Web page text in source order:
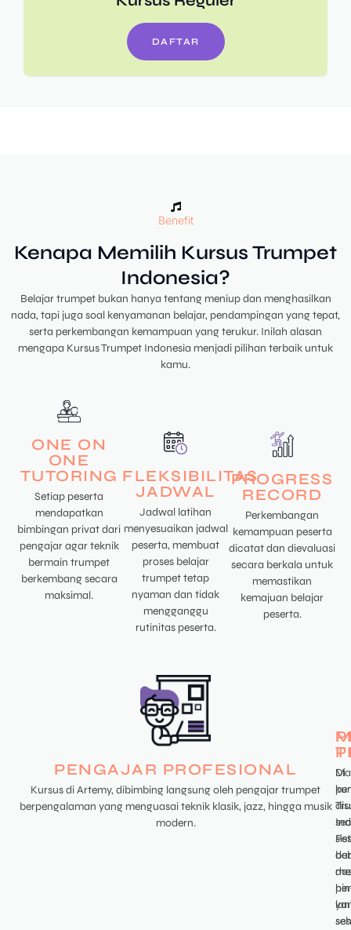
DAFTAR
Benefit
Kenapa Memilih Kursus Trumpet
Indonesia?
Belajar trumpet bukan hanya tentang meniup dan menghasilkan
nada, tapi juga soal kenyamanan belajar, pendampingan yang tepat,
serta perkembangan kemampuan yang terukur. Inilah alasan
mengapa Kursus Trumpet Indonesia menjadi pilihan terbaik untuk
kamu.
ONE ON
ONE
TUTORING
Setiap peserta
mendapatkan
bimbingan privat dari
pengajar agar teknik
bermain trumpet
berkembang secara
maksimal.
FLEKSIBILITAS
JADWAL
Jadwal latihan
menyesuaikan jadwal
peserta, membuat
proses belajar
trumpet tetap
nyaman dan tidak
mengganggu
rutinitas peserta.
PROGRESS
RECORD
Perkembangan
kemampuan peserta
dicatat dan dievaluasi
secara berkala untuk
memastikan
kemajuan belajar
peserta.
PENGAJAR PROFESIONAL
Kursus di Artemy, dibimbing langsung oleh pengajar trumpet
berpengalaman yang menguasai teknik klasik, jazz, hingga musik
modern.
Di